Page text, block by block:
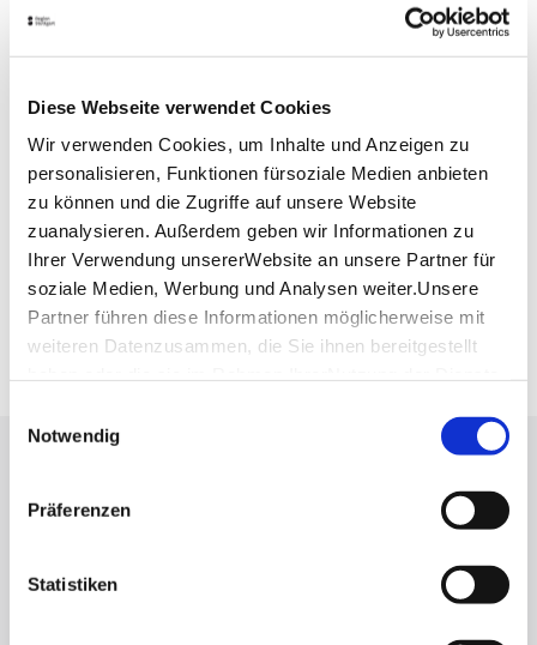
Diese Webseite verwendet Cookies
Wir verwenden Cookies, um Inhalte und Anzeigen zu
personalisieren, Funktionen fürsoziale Medien anbieten
zu können und die Zugriffe auf unsere Website
zuanalysieren. Außerdem geben wir Informationen zu
Ihrer Verwendung unsererWebsite an unsere Partner für
soziale Medien, Werbung und Analysen weiter.Unsere
Partner führen diese Informationen möglicherweise mit
weiteren Datenzusammen, die Sie ihnen bereitgestellt
Impressum
Notwendig
Präferenzen
Statistiken
Telefon:
Planen Sie Ihre Anreise
Verkehrs- und Tarifverbund Stuttgart GmbH
Fahrplanauskunft des VVS
Deutsche Bahn AG
Fahrplanauskunft der DB
Google Maps
Google Maps Route
Mit unserem Newsletter bleiben Sie zu Events,
Stuttgart und Region immer up-to-date.